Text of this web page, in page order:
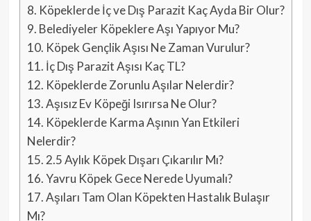
8. Köpeklerde İç ve Dış Parazit Kaç Ayda Bir Olur?
9. Belediyeler Köpeklere Aşı Yapıyor Mu?
10. Köpek Gençlik Aşısı Ne Zaman Vurulur?
11. İç Dış Parazit Aşısı Kaç TL?
12. Köpeklerde Zorunlu Aşılar Nelerdir?
13.Aşısız Ev Köpeği Isırırsa Ne Olur?
14. Köpeklerde Karma Aşının Yan Etkileri
Nelerdir?
15. 2.5 Aylık Köpek Dışarı Çıkarılır Mı?
16.Yavru Köpek Gece Nerede Uyumalı?
17.Aşıları Tam Olan Köpekten Hastalık Bulaşır
Mı?